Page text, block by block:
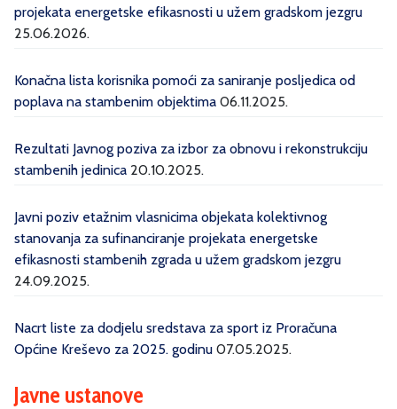
projekata energetske efikasnosti u užem gradskom jezgru
25.06.2026.
Konačna lista korisnika pomoći za saniranje posljedica od
poplava na stambenim objektima 06.11.2025.
Rezultati Javnog poziva za izbor za obnovu i rekonstrukciju
stambenih jedinica 20.10.2025.
Javni poziv etažnim vlasnicima objekata kolektivnog
stanovanja za sufinanciranje projekata energetske
efikasnosti stambenih zgrada u užem gradskom jezgru
24.09.2025.
Nacrt liste za dodjelu sredstava za sport iz Proračuna
Općine Kreševo za 2025. godinu 07.05.2025.
Javne ustanove